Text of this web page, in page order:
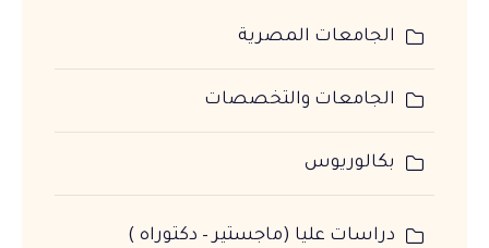
الجامعات المصرية
الجامعات والتخصصات
بكالوريوس
دراسات عليا (ماجستير – دكتوراه )